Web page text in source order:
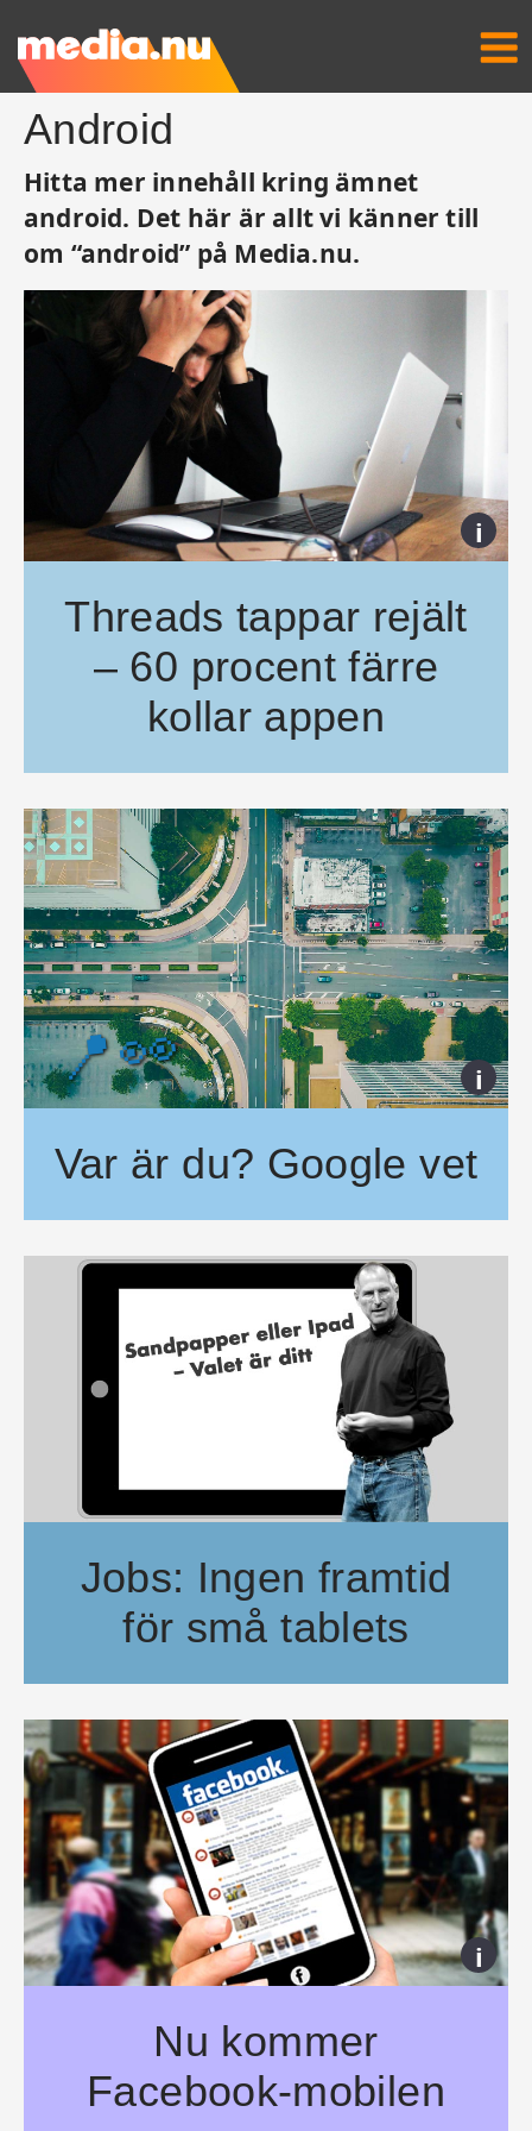
Android
Hitta mer innehåll kring ämnet
android. Det här är allt vi känner till
om “android” på Media.nu.
i
Threads tappar rejält
– 60 procent färre
kollar appen
Den nya “twitterdödaren” Threads rasar i popularitet efter bara
Metas nya sociala app har tappat 60 procent av sina aktiva
Var är du? Google vet
Google ser vart du är på väg – även om du sagt till att du inte vill
i
📍👀
Jobs: Ingen framtid
för små tablets
Apple gjorde en rekordvinst förra kvartalet. Detta taggade
Nu kommer
Facebook-mobilen
i